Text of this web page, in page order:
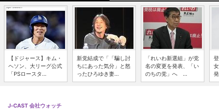
【ドジャース】キム・
ヘソン、大リーグ公式
「PSロースタ...
新党結成で「「騙し討
ちにあった気分」と怒
ったひろゆき妻...
「れいわ新選組」が党
名の変更を発表、「い
のちの党」へ ...
J-CAST 会社ウォッチ